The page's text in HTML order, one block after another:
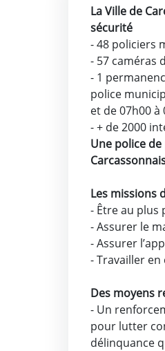
La Ville de
sécurité
- 48 policiers
- 57 caméras
- 1
police
et de 07h00 à
- + de 2000
Une police
Les missions
- Être au plus
- Assurer le
- Assurer
- Travailler en
Des moyens
- Un
pour lutter
délinquance